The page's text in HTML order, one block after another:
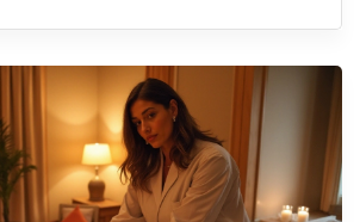
relaxace. Naučíte se, jak
potenciál těchto nenápadných, ale
nástrojů.